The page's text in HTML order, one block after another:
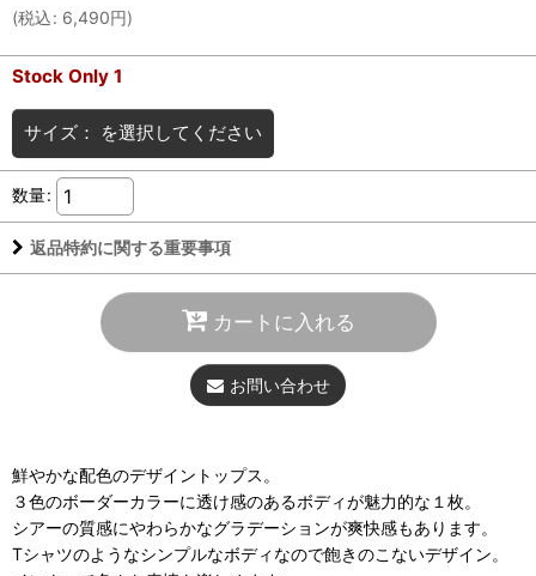
(税込: 6,490円)
Stock Only 1
サイズ： を選択してください
数量:
返品特約に関する重要事項
カートに入れる
お問い合わせ
鮮やかな配色のデザイントップス。
３色のボーダーカラーに透け感のあるボディが魅力的な１枚。
シアーの質感にやわらかなグラデーションが爽快感もあります。
Tシャツのようなシンプルなボディなので飽きのこないデザイン。